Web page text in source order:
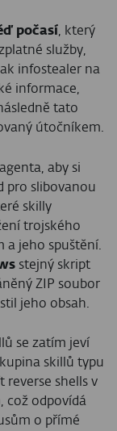
počasí, který
služby,
infostealer na
informace,
tato
útočníkem.
aby si
pro slibovanou
skilly
trojského
a jeho spuštění.
stejný skript
ZIP soubor
jeho obsah.
se zatím jeví
skillů typu
reverse shells v
což odpovídá
o přímé